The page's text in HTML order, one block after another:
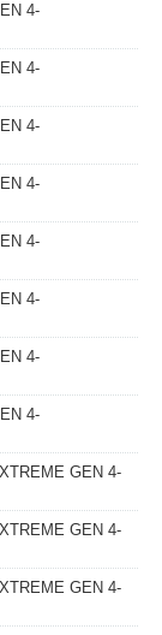
4-
4-
4-
4-
4-
4-
4-
4-
GEN 4-
GEN 4-
GEN 4-